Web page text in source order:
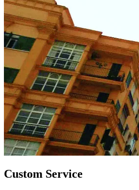
Custom Service